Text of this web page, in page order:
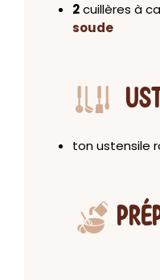
2cuillères à
soude
ton ustensile